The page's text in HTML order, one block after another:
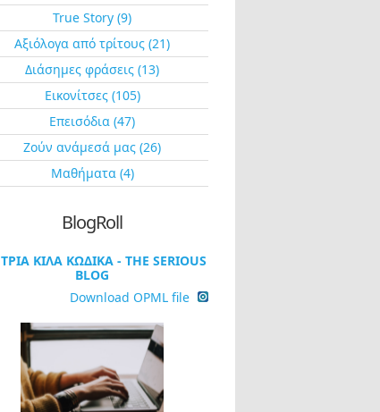
True Story (9)
Αξιόλογα από τρίτους (21)
Διάσημες φράσεις (13)
Εικονίτσες (105)
Επεισόδια (47)
Ζούν ανάμεσά μας (26)
Μαθήματα (4)
BlogRoll
ΤΡΙΑ ΚΙΛΑ ΚΩΔΙΚΑ - THE SERIOUS
BLOG
Download OPML file